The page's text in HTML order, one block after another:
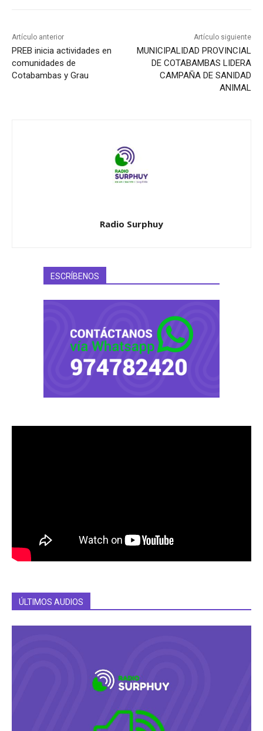
Artículo anterior
PREB inicia actividades en
comunidades de
Cotabambas y Grau
Artículo siguiente
MUNICIPALIDAD PROVINCIAL
DE COTABAMBAS LIDERA
CAMPAÑA DE SANIDAD
ANIMAL
Radio Surphuy
ESCRÍBENOS
ÚLTIMOS AUDIOS